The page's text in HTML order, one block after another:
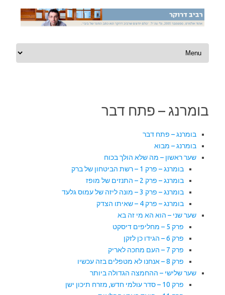
Skip to content
בומרנג – פתח דבר
בומרנג – פתח דבר
בומרנג – מבוא
שער ראשון – מה שלא הולך בכוח
בומרנג – פרק 1 – רשת הביטחון של ברק
בומרנג – פרק 2 – התנזים של מופז
בומרנג – פרק 3 – מונה ליזה של עמוס גלעד
בומרנג – פרק 4 – שאיתו הצדק
שער שני – הוא הא מי זה בא
פרק 5 – מחליפים דיסקט
פרק 6 – הגידו כן לזקן
פרק 7 – העם מחכה לאריק
פרק 8 – אנחנו לא מטפלים בזה עכשיו
שער שלישי – ההחמצה הגדולה ביותר
פרק 10 – סדר עולמי חדש, מזרח תיכון ישן